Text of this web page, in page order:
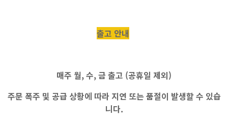
출고 안내
매주 월, 수, 금 출고 (공휴일 제외)
주문 폭주 및 공급 상황에 따라 지연 또는 품절이 발생할 수 있습
니다.